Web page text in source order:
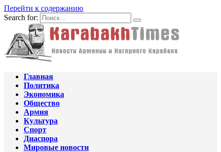
Перейти к содержанию
Search for:
Главная
Политика
Экономика
Общество
Армия
Культура
Спорт
Диаспора
Мировые новости